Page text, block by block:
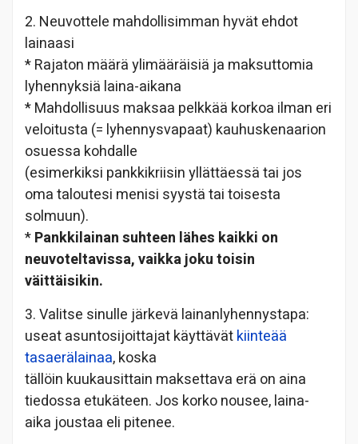
2. Neuvottele mahdollisimman hyvät ehdot
lainaasi
* Rajaton määrä ylimääräisiä ja maksuttomia
lyhennyksiä laina-aikana
* Mahdollisuus maksaa pelkkää korkoa ilman eri
veloitusta (= lyhennysvapaat) kauhuskenaarion
osuessa kohdalle
(esimerkiksi pankkikriisin yllättäessä tai jos
oma taloutesi menisi syystä tai toisesta
solmuun).
*Pankkilainan suhteen lähes kaikki on
neuvoteltavissa, vaikka joku toisin
väittäisikin.
3. Valitse sinulle järkevä lainanlyhennystapa:
useat asuntosijoittajat käyttävätkiinteää
tasaerälainaa, koska
tällöin kuukausittain maksettava erä on aina
tiedossa etukäteen. Jos korko nousee, laina-
aika joustaa eli pitenee.